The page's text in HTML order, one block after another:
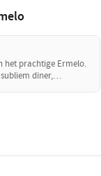
het prachtige Ermelo.
diner,